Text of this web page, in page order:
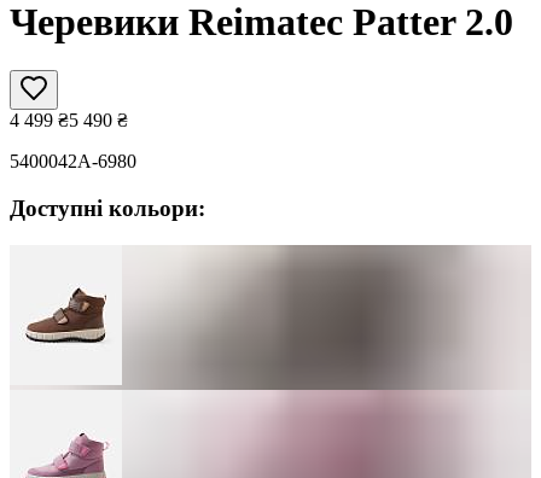
Черевики Reimatec Patter 2.0
4 499 ₴5 490 ₴
5400042A-6980
Доступні кольори: